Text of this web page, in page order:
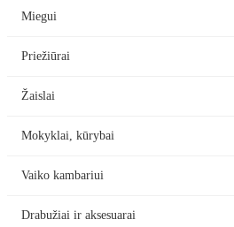
Miegui
Priežiūrai
Žaislai
Mokyklai, kūrybai
Vaiko kambariui
Drabužiai ir aksesuarai